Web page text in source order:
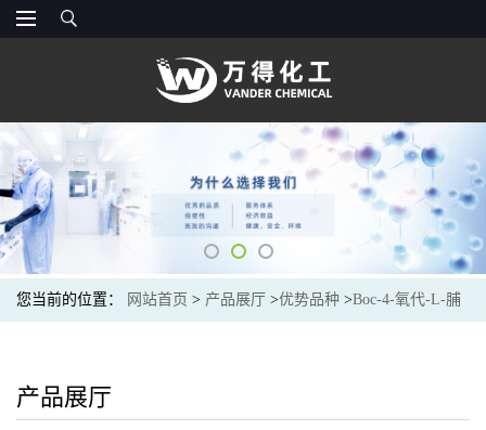
您当前的位置： 网站首页 > 产品展厅 >优势品种 >Boc-4-氧代-L-脯
产品展厅